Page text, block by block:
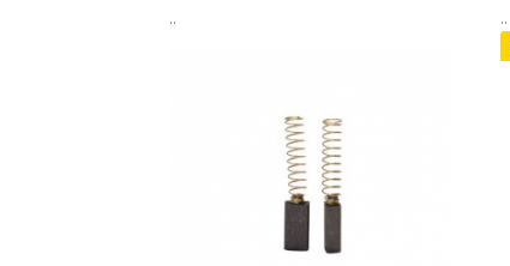
..
..